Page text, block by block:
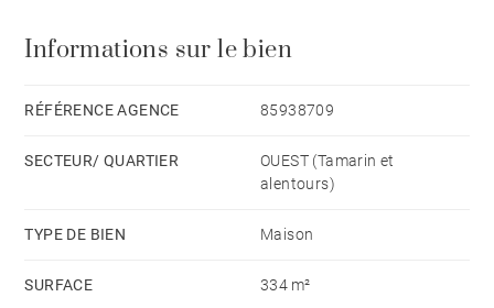
deux partageant une salle de bains. Une cinquième
idéale pour des adolescents.
À l’extérieur, un bel espace de vie avec piscine,
climat tropical.
Informations sur le bien
RÉFÉRENCE AGENCE 85938709
SECTEUR/ QUARTIER
OUEST (Tamarin et
alentours)
TYPE DE BIEN Maison
SURFACE 334 m²